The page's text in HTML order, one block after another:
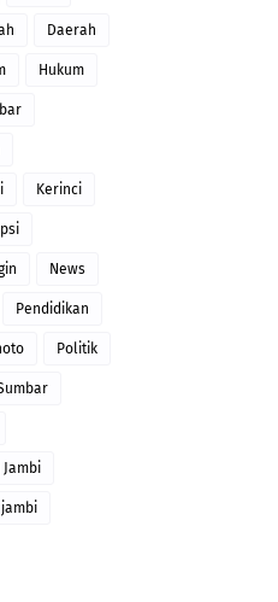
Daerah
Hukum
Kerinci
News
Pendidikan
Politik